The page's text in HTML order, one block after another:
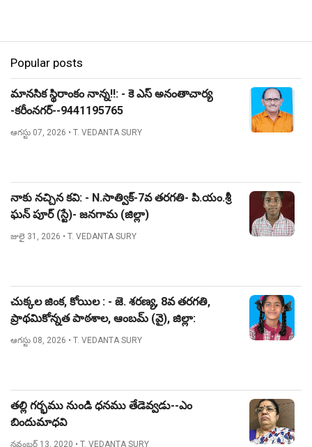
Popular posts
మానసిక స్థిరాంకం నాన్న!!: - కె ఎస్ అనంతాచార్య
-కరీంనగర్--9441195765
ఆగస్టు 07, 2026 • T. VEDANTA SURY
నాకు నచ్చిన కవి: - N.సాత్విక్-7వ తరగతి- పి.యం.శ్రీ
ఘన్ పూర్ (స్టే)- జనగామ (జిల్లా)
జులై 31, 2026 • T. VEDANTA SURY
చుక్కల జింక, కోయిల : - జె. శరణ్య, 8వ తరగతి,
ప్రాథమికోన్నత పాఠశాల, ఆంబమ్ (వై), జిల్లా:
నిజామాబాద్.
ఆగస్టు 08, 2026 • T. VEDANTA SURY
తల్లి గర్భము నుండి ధనము తేడెవ్వడు--ఎం
బిందుమాధవి
నవంబర్ 13, 2020 • T. VEDANTA SURY